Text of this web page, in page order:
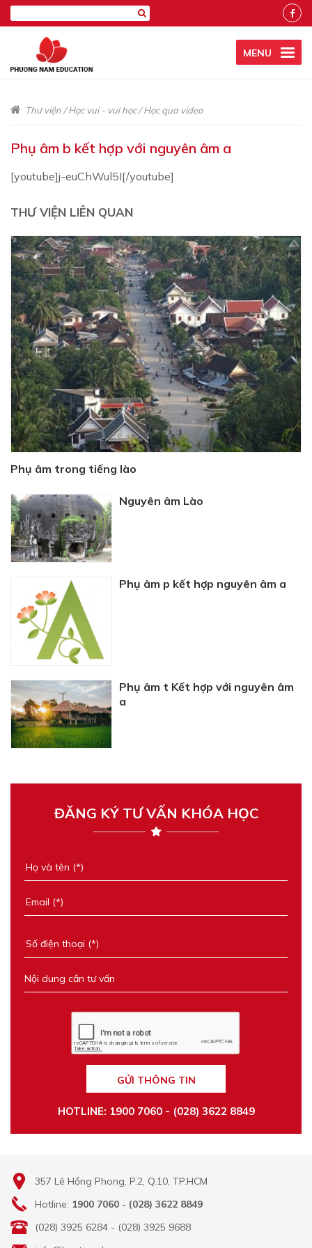
MENU
Thư viện/Học vui - vui học/Học qua video
Phụ âm b kết hợp với nguyên âm a
[youtube]j-euChWul5I[/youtube]
THƯ VIỆN LIÊN QUAN
Phụ âm trong tiếng lào
Nguyên âm Lào
Phụ âm p kết hợp nguyên âm a
Phụ âm t Kết hợp với nguyên âm
a
ĐĂNG KÝ TƯ VẤN KHÓA HỌC
GỬI THÔNG TIN
HOTLINE: 1900 7060 - (028) 3622 8849
357 Lê Hồng Phong, P.2, Q.10, TP.HCM
Hotline: 1900 7060 - (028) 3622 8849
(028) 3925 6284 - (028) 3925 9688